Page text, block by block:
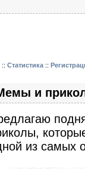
:: Статистика ::
и
из самых